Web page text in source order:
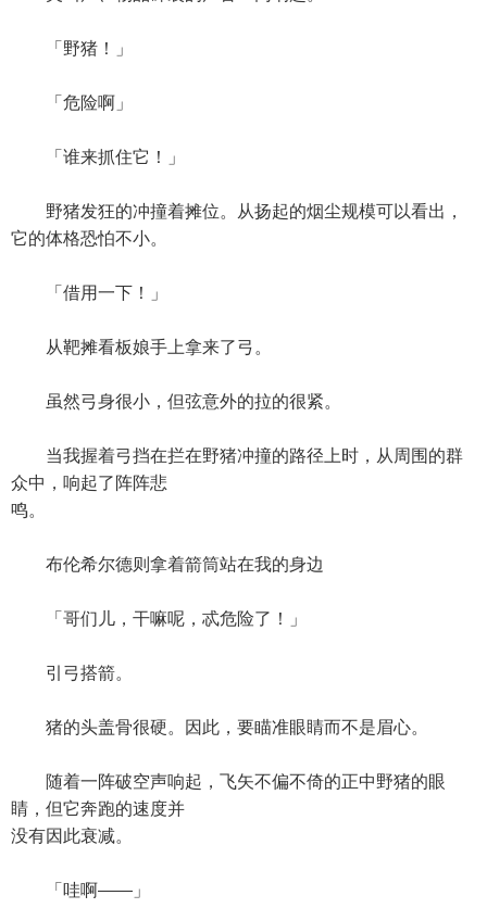
「野猪！」
「危险啊」
「谁来抓住它！」
野猪发狂的冲撞着摊位。从扬起的烟尘规模可以看出，
它的体格恐怕不小。
「借用一下！」
从靶摊看板娘手上拿来了弓。
虽然弓身很小，但弦意外的拉的很紧。
当我握着弓挡在拦在野猪冲撞的路径上时，从周围的群
众中，响起了阵阵悲
鸣。
布伦希尔德则拿着箭筒站在我的身边
「哥们儿，干嘛呢，忒危险了！」
引弓搭箭。
猪的头盖骨很硬。因此，要瞄准眼睛而不是眉心。
随着一阵破空声响起，飞矢不偏不倚的正中野猪的眼
睛，但它奔跑的速度并
没有因此衰减。
「哇啊——」